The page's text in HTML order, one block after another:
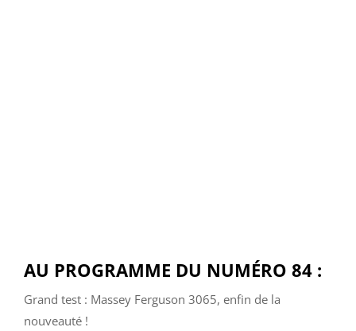
AU PROGRAMME DU NUMÉRO 84 :
Grand test : Massey Ferguson 3065, enfin de la
nouveauté !